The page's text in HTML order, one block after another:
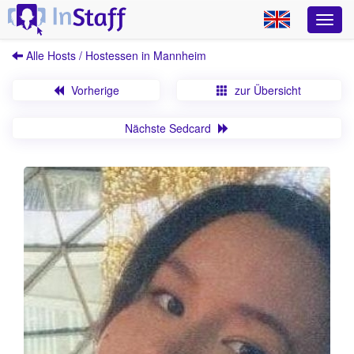
Alle Hosts / Hostessen in Mannheim
Vorherige zur Übersicht
Nächste Sedcard